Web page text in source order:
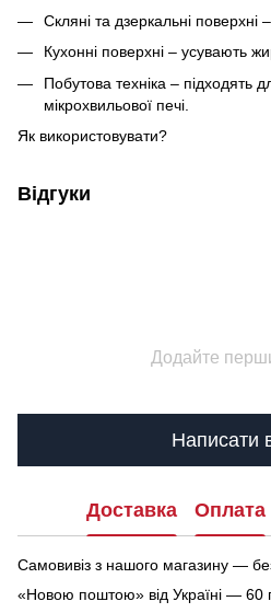
Скляні та дзеркальні поверхні
Кухонні поверхні – усувають
Побутова техніка – підходять
мікрохвильової печі.
Як використовувати?
Відгуки
Додайте
Написати
Доставка Оплата
Самовивіз з нашого магазину —
«Новою поштою» від Україні — 60